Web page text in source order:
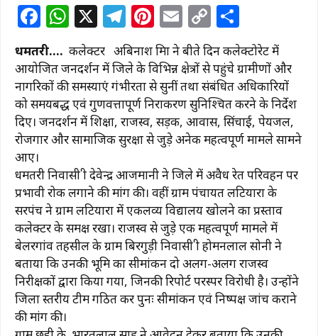
F
a
c
e
b
o
o
k
W
h
at
s
A
p
p
X T
el
e
g
ra
m
Pi
n
te
re
st
E
m
ai
l
C
o
p
y
Li
n
k
h
ar
e
धमतरी…. कलेक्टर अबिनाश मिश्रा ने बीते दिन कलेक्टोरेट में
आयोजित जनदर्शन में जिले के विभिन्न क्षेत्रों से पहुंचे ग्रामीणों और
नागरिकों की समस्याएं गंभीरता से सुनीं तथा संबंधित अधिकारियों
को समयबद्ध एवं गुणवत्तापूर्ण निराकरण सुनिश्चित करने के निर्देश
दिए। जनदर्शन में शिक्षा, राजस्व, सड़क, आवास, सिंचाई, पेयजल,
रोजगार और सामाजिक सुरक्षा से जुड़े अनेक महत्वपूर्ण मामले सामने
आए।
धमतरी निवासी श्री देवेन्द्र आजमानी ने जिले में अवैध रेत परिवहन पर
प्रभावी रोक लगाने की मांग की। वहीं ग्राम पंचायत लटियारा के
सरपंच ने ग्राम लटियारा में एकलव्य विद्यालय खोलने का प्रस्ताव
कलेक्टर के समक्ष रखा। राजस्व से जुड़े एक महत्वपूर्ण मामले में
बेलरगांव तहसील के ग्राम बिरगुड़ी निवासी श्री होमनलाल सोनी ने
बताया कि उनकी भूमि का सीमांकन दो अलग-अलग राजस्व
निरीक्षकों द्वारा किया गया, जिनकी रिपोर्ट परस्पर विरोधी है। उन्होंने
जिला स्तरीय टीम गठित कर पुनः सीमांकन एवं निष्पक्ष जांच कराने
की मांग की।